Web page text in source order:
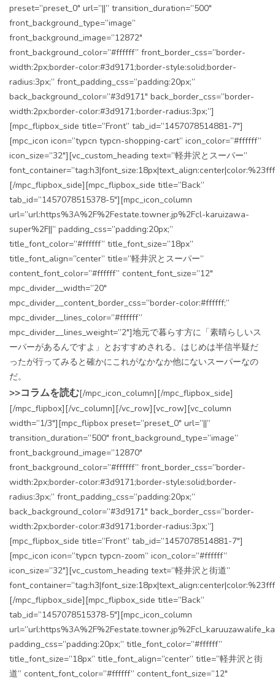
preset=”preset_0″ url=”||” transition_duration=”500″
front_background_type=”image”
front_background_image=”12872″
front_background_color=”#ffffff” front_border_css=”border-
width:2px;border-color:#3d9171;border-style:solid;border-
radius:3px;” front_padding_css=”padding:20px;”
back_background_color=”#3d9171″ back_border_css=”border-
width:2px;border-color:#3d9171;border-radius:3px;”]
[mpc_flipbox_side title=”Front” tab_id=”1457078514881-7″]
[mpc_icon icon=”typcn typcn-shopping-cart” icon_color=”#ffffff”
icon_size=”32″][vc_custom_heading text=”軽井沢とスーパー”
[/mpc_flipbox_side][mpc_flipbox_side title=”Back”
tab_id=”1457078515378-5″][mpc_icon_column
url=”url:https%3A%2F%2Festate.towner.jp%2Fcl-karuizawa-
super%2F||” padding_css=”padding:20px;”
title_font_color=”#ffffff” title_font_size=”18px”
title_font_align=”center” title=”軽井沢とスーパー”
content_font_color=”#ffffff” content_font_size=”12″
mpc_divider__width=”20″
mpc_divider__content_border_css=”border-color:#ffffff;”
mpc_divider__lines_color=”#ffffff”
mpc_divider__lines_weight=”2″]地元で暮らす方に「素晴らしいス
ーパーがあるんですよ」とおすすめされる。はじめは半信半疑だ
ったが行ってみると確かにこれがなかなか他にないスーパーなの
だ。
>>コラムを読む[/mpc_icon_column][/mpc_flipbox_side]
[/mpc_flipbox][/vc_column][/vc_row][vc_row][vc_column
width=”1/3″][mpc_flipbox preset=”preset_0″ url=”||”
transition_duration=”500″ front_background_type=”image”
front_background_image=”12870″
front_background_color=”#ffffff” front_border_css=”border-
width:2px;border-color:#3d9171;border-style:solid;border-
radius:3px;” front_padding_css=”padding:20px;”
back_background_color=”#3d9171″ back_border_css=”border-
width:2px;border-color:#3d9171;border-radius:3px;”]
[mpc_flipbox_side title=”Front” tab_id=”1457078514881-7″]
[mpc_icon icon=”typcn typcn-zoom” icon_color=”#ffffff”
icon_size=”32″][vc_custom_heading text=”軽井沢と街道”
[/mpc_flipbox_side][mpc_flipbox_side title=”Back”
tab_id=”1457078515378-5″][mpc_icon_column
padding_css=”padding:20px;” title_font_color=”#ffffff”
title_font_size=”18px” title_font_align=”center” title=”軽井沢と街
道” content_font_color=”#ffffff” content_font_size=”12″